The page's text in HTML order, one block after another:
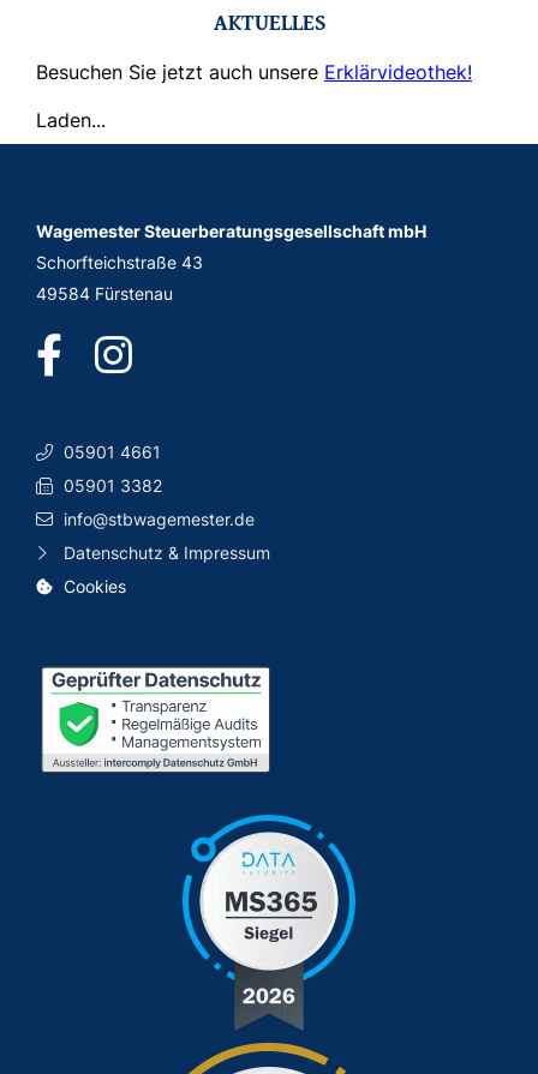
AKTUELLES
Besuchen Sie jetzt auch unsere Erklärvideothek!
Laden...
Wagemester Steuerberatungsgesellschaft mbH
Schorfteichstraße 43
49584 Fürstenau
05901 4661
05901 3382
info@stbwagemester.de
Datenschutz & Impressum
Cookies